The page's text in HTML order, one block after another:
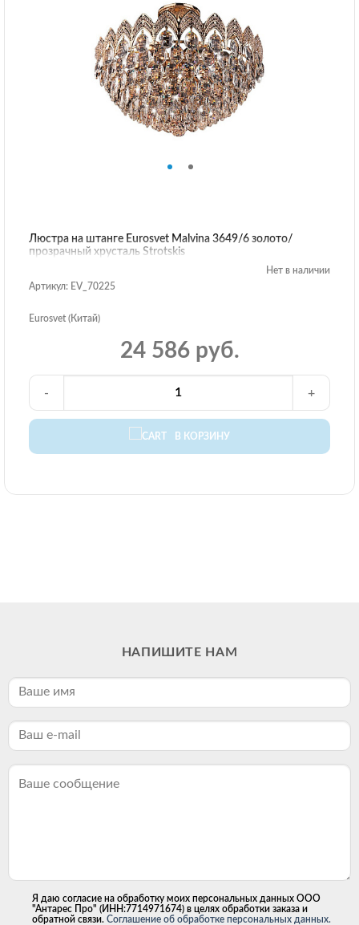
Люстра на штанге Eurosvet Malvina 3649/6 золото/
прозрачный хрусталь Strotskis
Нет в наличии
Артикул: EV_70225
Eurosvet (Китай)
24 586 руб.
В КОРЗИНУ
- +
НАПИШИТЕ НАМ
Я даю согласие на обработку моих персональных данных ООО
"Антарес Про" (ИНН:7714971674) в целях обработки заказа и
обратной связи. Соглашение об обработке персональных данных.